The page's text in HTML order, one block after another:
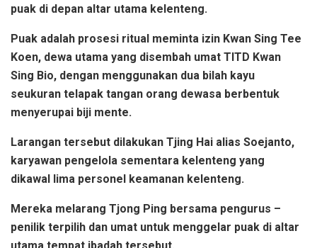
puak di depan altar utama kelenteng.
Puak adalah prosesi ritual meminta izin Kwan Sing Tee
Koen, dewa utama yang disembah umat TITD Kwan
Sing Bio, dengan menggunakan dua bilah kayu
seukuran telapak tangan orang dewasa berbentuk
menyerupai biji mente.
Larangan tersebut dilakukan Tjing Hai alias Soejanto,
karyawan pengelola sementara kelenteng yang
dikawal lima personel keamanan kelenteng.
Mereka melarang Tjong Ping bersama pengurus –
penilik terpilih dan umat untuk menggelar puak di altar